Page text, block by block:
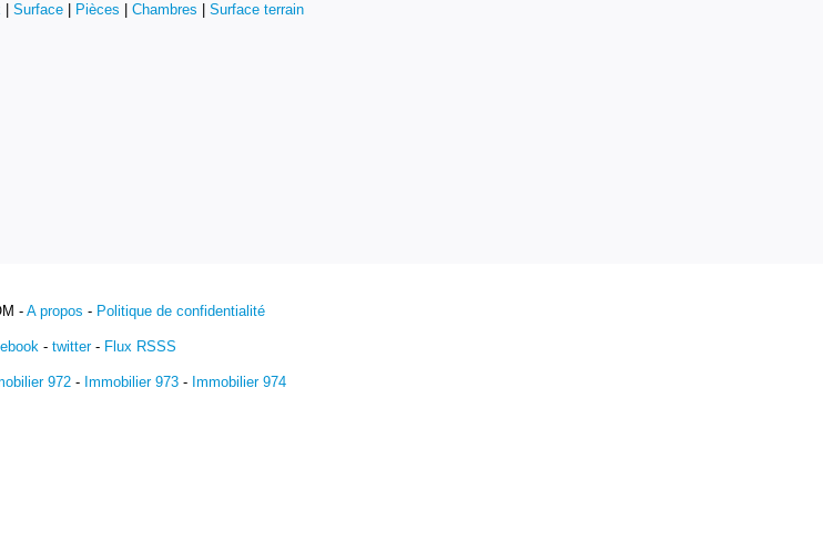
Surface Pièces Chambres Surface terrain
-A propos - Politique de confidentialité
- twitter- Flux RSSS
972 - Immobilier 973 - Immobilier 974